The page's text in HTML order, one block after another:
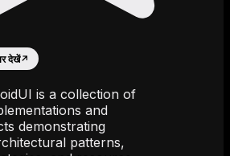
देखें↗
is a collection of
and
demonstrating
patterns,